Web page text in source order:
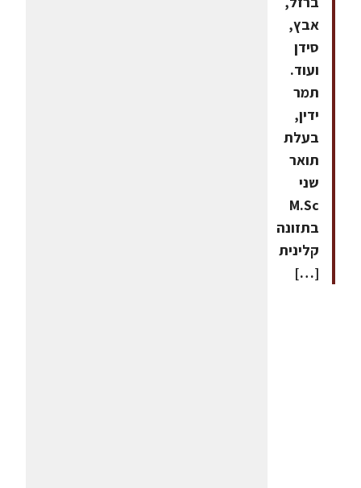
אבץ,
סידן
ועוד.
תמר
ידין,
בעלת
תואר
שני
M.Sc
בתזונה
קלינית
[…]